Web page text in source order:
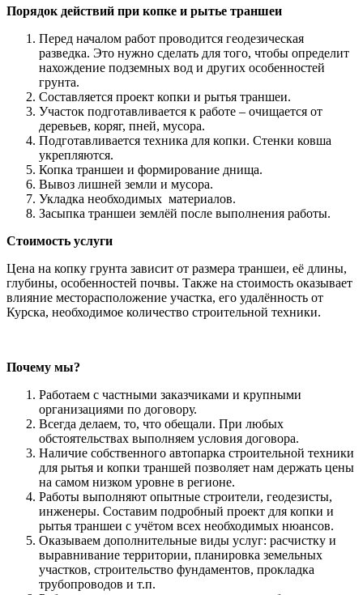
Порядок действий при копке и рытье траншеи
Перед началом работ проводится геодезическая
разведка. Это нужно сделать для того, чтобы определит
нахождение подземных вод и других особенностей
грунта.
Составляется проект копки и рытья траншеи.
Участок подготавливается к работе – очищается от
деревьев, коряг, пней, мусора.
Подготавливается техника для копки. Стенки ковша
укрепляются.
Копка траншеи и формирование днища.
Вывоз лишней земли и мусора.
Укладка необходимых материалов.
Засыпка траншеи землёй после выполнения работы.
Стоимость услуги
Цена на копку грунта зависит от размера траншеи, её длины,
глубины, особенностей почвы. Также на стоимость оказывает
влияние месторасположение участка, его удалённость от
Курска, необходимое количество строительной техники.
Почему мы?
Работаем с частными заказчиками и крупными
организациями по договору.
Всегда делаем, то, что обещали. При любых
обстоятельствах выполняем условия договора.
Наличие собственного автопарка строительной техники
для рытья и копки траншей позволяет нам держать цены
на самом низком уровне в регионе.
Работы выполняют опытные строители, геодезисты,
инженеры. Составим подробный проект для копки и
рытья траншеи с учётом всех необходимых нюансов.
Оказываем дополнительные виды услуг: расчистку и
выравнивание территории, планировка земельных
участков, строительство фундаментов, прокладка
трубопроводов и т.п.